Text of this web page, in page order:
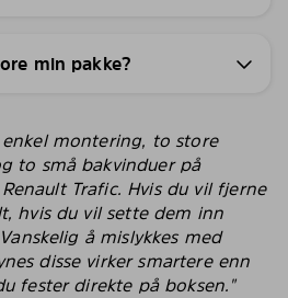
min pakke?
enkel montering, to store
to små bakvinduer på
Trafic. Hvis du vil fjerne
hvis du vil sette dem inn
å mislykkes med
disse virker smartere enn
fester direkte på boksen."